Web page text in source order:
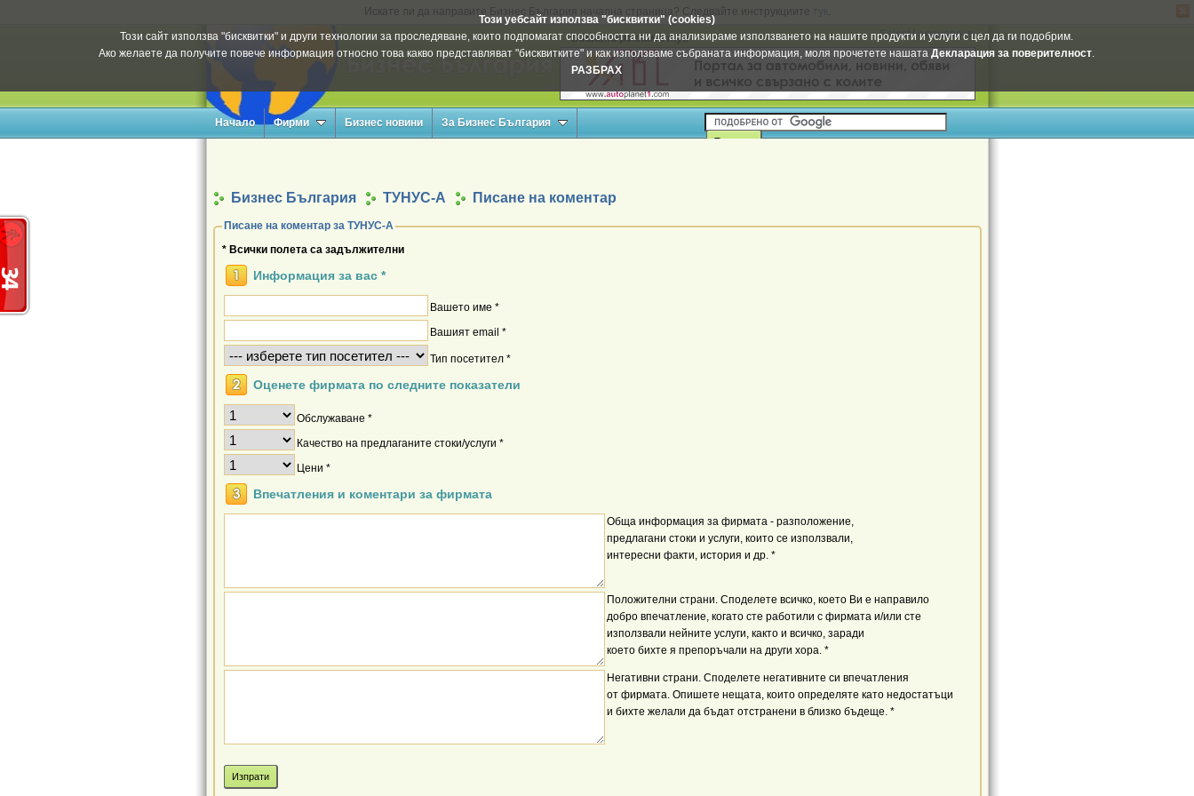
Искате ли да направите Бизнес България начална страница? Следвайте инструкциите
Този уебсайт използва "бисквитки" (cookies)
Този сайт използва "бисквитки" и други технологии за проследяване, които подпомагат способността ни да анализираме използването на нашите продукти и услуги с цел да ги подобрим.
Ако желаете да получите повече информация относно това какво представляват "бисквитките" и как използваме събраната информация, моля прочетете нашатаДекларация за поверителност.
РАЗБРАХ
Select Language ▼
Вашата реклама тук
Начало Фирми Бизнес новини За Бизнес България
Бизнес България ТУНУС-А Писане на коментар
Писане на коментар за ТУНУС-А
* Всички полета са задължителни
Информация за вас *
Вашето име *
Вашият email *
Тип посетител *
Оценете фирмата по следните показатели
Обслужаване *
Качество на предлаганите стоки/услуги *
Цени *
Впечатления и коментари за фирмата
Обща информация за фирмата - разположение,
предлагани стоки и услуги, които се използвали,
интересни факти, история и др. *
Положителни страни. Споделете всичко, което Ви е направило
добро впечатление, когато сте работили с фирмата и/или сте
използвали нейните услуги, както и всичко, заради
което бихте я препоръчали на други хора. *
Негативни страни. Споделете негативните си впечатления
от фирмата. Опишете нещата, които определяте като недостатъци
и бихте желали да бъдат отстранени в близко бъдеще. *